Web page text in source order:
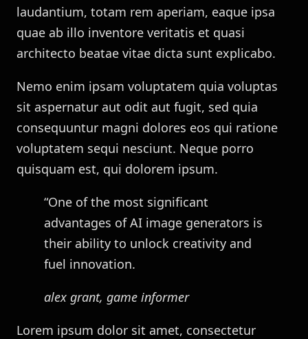
laudantium, totam rem aperiam, eaque ipsa
quae ab illo inventore veritatis et quasi
architecto beatae vitae dicta sunt explicabo.
Nemo enim ipsam voluptatem quia voluptas
sit aspernatur aut odit aut fugit, sed quia
consequuntur magni dolores eos qui ratione
voluptatem sequi nesciunt. Neque porro
quisquam est, qui dolorem ipsum.
“One of the most significant
advantages of AI image generators is
their ability to unlock creativity and
fuel innovation.
alex grant, game informer
Lorem ipsum dolor sit amet, consectetur